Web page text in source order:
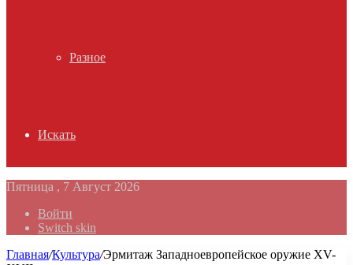
Разное
Искать
Пятница , 7 Август 2026
Войти
Switch skin
Главная/Культура/Эрмитаж Западноевропейское оружие XV-